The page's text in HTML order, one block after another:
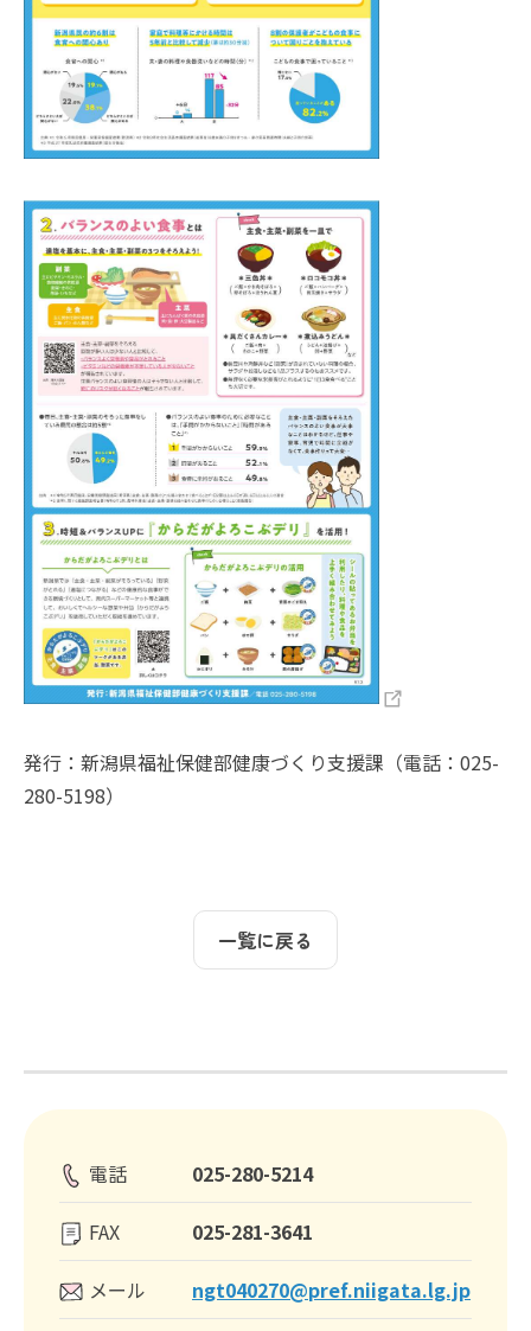
発行：新潟県福祉保健部健康づくり支援課（電話：025-
280-5198）
一覧に戻る
電話 025-280-5214
FAX 025-281-3641
メール ngt040270@pref.niigata.lg.jp